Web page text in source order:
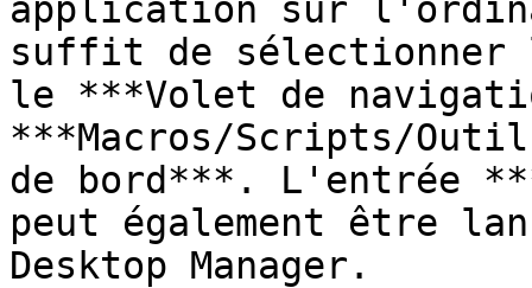
application sur
suffit de sélectionner
le ***Volet de
***Macros/Scripts/
de bord***. L'entrée
peut également être
Desktop Manager.